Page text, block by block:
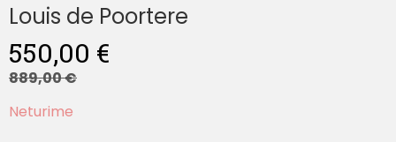
Louis de Poortere
550,00 €
889,00€
Neturime